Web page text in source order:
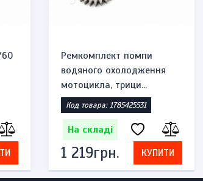
Ремкомплект помпи
водяного охолодження
мотоцикла, трици...
Код товара: 1785425531
На складі
1 219грн. КУПИТИ